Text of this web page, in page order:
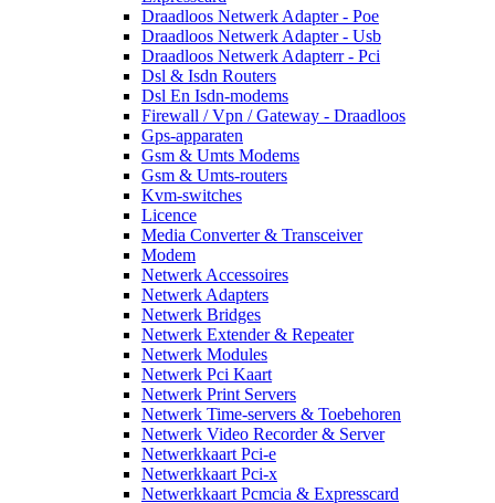
Draadloos Netwerk Adapter - Poe
Draadloos Netwerk Adapter - Usb
Draadloos Netwerk Adapterr - Pci
Dsl & Isdn Routers
Dsl En Isdn-modems
Firewall / Vpn / Gateway - Draadloos
Gps-apparaten
Gsm & Umts Modems
Gsm & Umts-routers
Kvm-switches
Licence
Media Converter & Transceiver
Modem
Netwerk Accessoires
Netwerk Adapters
Netwerk Bridges
Netwerk Extender & Repeater
Netwerk Modules
Netwerk Pci Kaart
Netwerk Print Servers
Netwerk Time-servers & Toebehoren
Netwerk Video Recorder & Server
Netwerkkaart Pci-e
Netwerkkaart Pci-x
Netwerkkaart Pcmcia & Expresscard